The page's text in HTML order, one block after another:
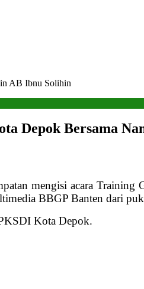
AB Ibnu Solihin
Depok Bersama
mengisi acara Training
BBGP Banten dari
Kota Depok.